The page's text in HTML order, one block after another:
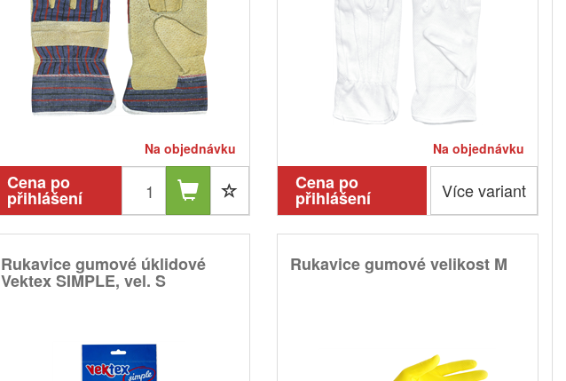
Na objednávku
Cena po
přihlášení
Na objednávku
Cena po
přihlášení Více variant
Rukavice gumové úklidové
Vektex SIMPLE, vel. S
Rukavice gumové velikost M